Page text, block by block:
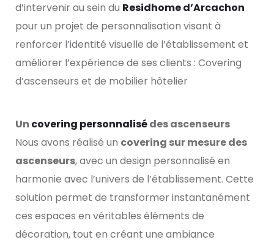
d’intervenir au sein du Residhome d’Arcachon
pour un projet de personnalisation visant à
renforcer l’identité visuelle de l’établissement et
améliorer l’expérience de ses clients : Covering
d’ascenseurs et de mobilier hôtelier
Un covering personnalisédes ascenseurs
Nous avons réalisé un covering sur mesure des
ascenseurs, avec un design personnalisé en
harmonie avec l’univers de l’établissement. Cette
solution permet de transformer instantanément
ces espaces en véritables éléments de
décoration, tout en créant une ambiance